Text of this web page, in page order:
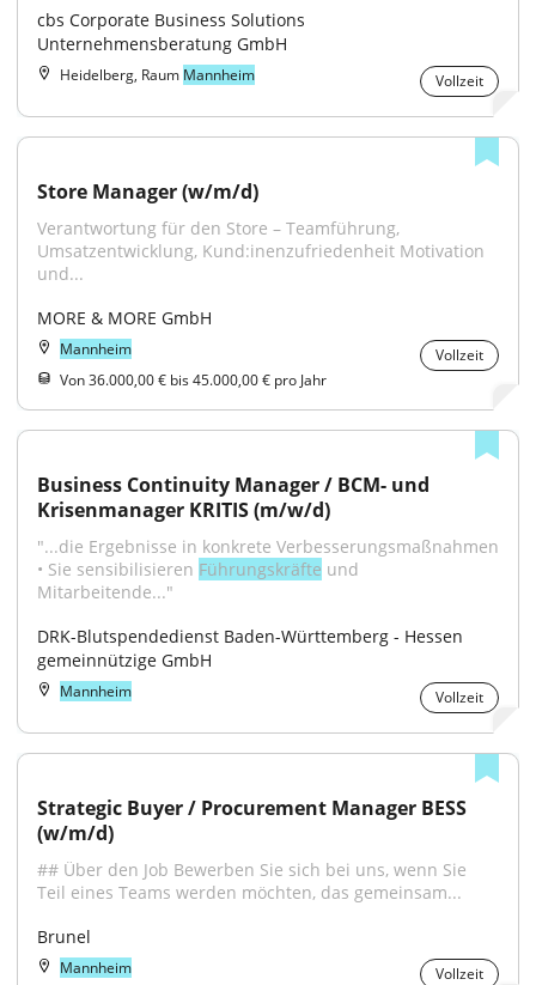
cbs Corporate Business Solutions
Unternehmensberatung GmbH
Heidelberg, Raum Mannheim Vollzeit
Store Manager (w/m/d)
Verantwortung für den Store – Teamführung,
Umsatzentwicklung, Kund:inenzufriedenheit Motivation
und...
MORE & MORE GmbH
Mannheim
Vollzeit
Von 36.000,00 € bis 45.000,00 € pro Jahr
Business Continuity Manager / BCM- und
Krisenmanager KRITIS (m/w/d)
"...die Ergebnisse in konkrete Verbesserungsmaßnahmen
• Sie sensibilisieren Führungskräfte und
Mitarbeitende..."
DRK-Blutspendedienst Baden-Württemberg - Hessen
gemeinnützige GmbH
Mannheim Vollzeit
Strategic Buyer / Procurement Manager BESS
(w/m/d)
## Über den Job Bewerben Sie sich bei uns, wenn Sie
Teil eines Teams werden möchten, das gemeinsam...
Brunel
Mannheim Vollzeit